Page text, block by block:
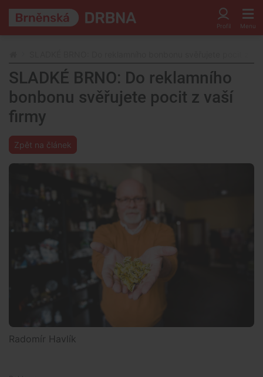
SLADKÉ BRNO: Do reklamního
bonbonu svěřujete pocit z vaší
firmy
Zpět na článek
Radomír Havlík